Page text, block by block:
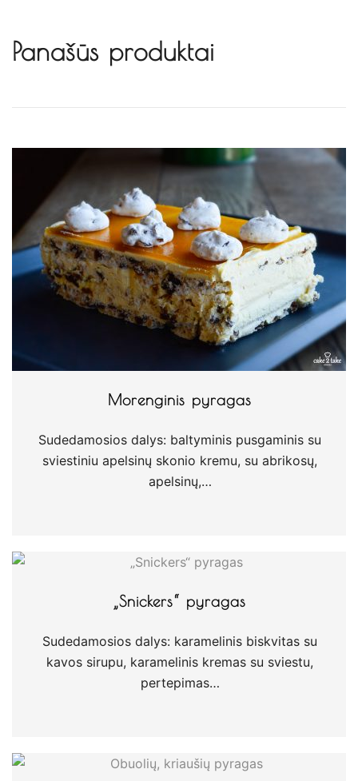
Panašūs produktai
Morenginis pyragas
Sudedamosios dalys: baltyminis pusgaminis su
sviestiniu apelsinų skonio kremu, su abrikosų,
apelsinų,…
„Snickers“ pyragas
Sudedamosios dalys: karamelinis biskvitas su
kavos sirupu, karamelinis kremas su sviestu,
pertepimas…